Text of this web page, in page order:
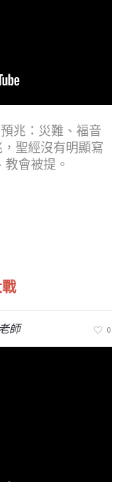
兆：災難、福音
聖經沒有明顯寫
會被提。
師 0